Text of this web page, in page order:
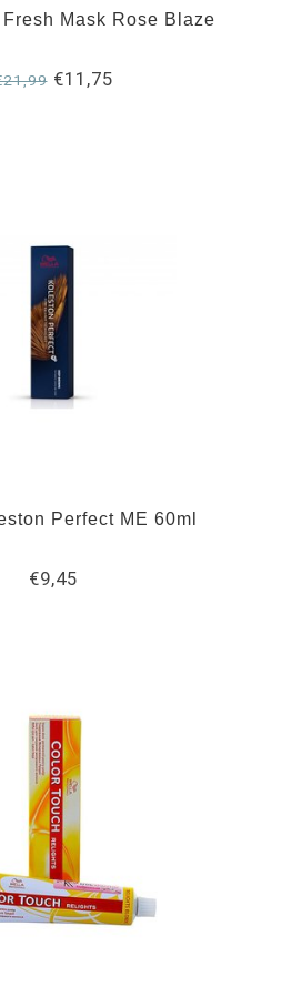
Mask Rose Blaze
€11,75
Perfect ME 60ml
€9,45